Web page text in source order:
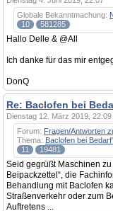
Globale Bekanntmachung:
10
581285
Hallo Delle & @All
Ich danke für das mir
DonQ
Re: Baclofen bei
Dienstag 12. März 2019, 22:09
Forum: Fragen/Antworten
Thema: Baclofen bei
11
19481
Seid gegrüßt Maschinen
Beipackzettel“, die
Behandlung mit Baclofen
Straßenverkehr oder zum
Auftretens ...